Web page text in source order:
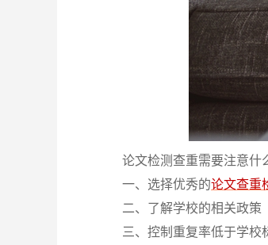
论文检测查重需要注意什
一、选择优秀的论文查重
二、了解学校的相关政策
三、控制重复率低于学校